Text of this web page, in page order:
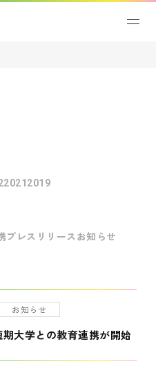
2021 2019
プレスリリース お知らせ
お知らせ
大学との教育連携が開始